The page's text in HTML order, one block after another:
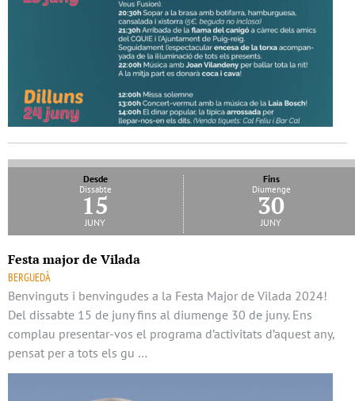
Desde
Dissabte
15
juny
Fins
Diumenge
30
juny
Festa major de Vilada
BERGUEDÀ
Benvinguts i benvingudes a la Festa Major de Vilada 2024!
Del dissabte 15 de juny fins al diumenge 30 de juny. Ens
complau presentar-vos el programa d’activitats d’aquest any,
pensat per a tots els gu …